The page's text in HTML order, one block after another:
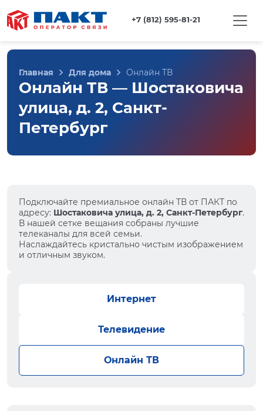
+7 (812) 595-81-21
Главная Для дома Онлайн ТВ
Онлайн ТВ — Шостаковича
улица, д. 2, Санкт-
Петербург
Подключайте премиальное онлайн ТВ от ПАКТ по
адресу: Шостаковича улица, д. 2, Санкт-Петербург.
В нашей сетке вещания собраны лучшие
телеканалы для всей семьи.
Наслаждайтесь кристально чистым изображением
и отличным звуком.
Интернет
Телевидение
Онлайн ТВ